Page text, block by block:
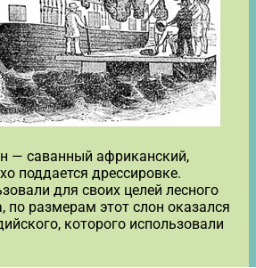
— саванный африканский,
поддается дрессировке.
для своих целей лесного
по размерам этот слон оказался
которого использовали